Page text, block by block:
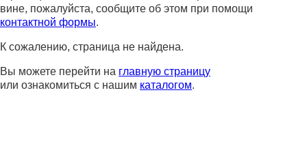
вине, пожалуйста, сообщите об этом при помощи
контактной формы.
К сожалению, страница не найдена.
Вы можете перейти на главную страницу
или ознакомиться с нашим каталогом.